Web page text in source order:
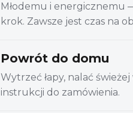
Młodemu i energicznemu
krok. Zawsze jest czas na
Powrót do domu
Wytrzeć łapy, nalać
instrukcji do zamówienia.